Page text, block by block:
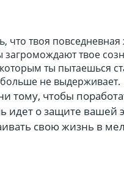
твоя повседневная
твое
ты пытаешься
не выдерживает.
тому, чтобы
о защите вашей
свою жизнь в